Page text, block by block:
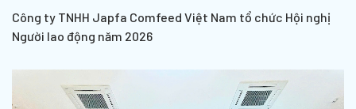
Công ty TNHH Japfa Comfeed Việt Nam tổ chức Hội nghị
Người lao động năm 2026